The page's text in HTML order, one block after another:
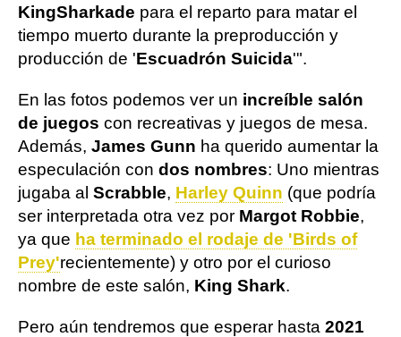
KingSharkade para el reparto para matar el
tiempo muerto durante la preproducción y
producción de 'Escuadrón Suicida'".
En las fotos podemos ver un increíble salón
de juegos con recreativas y juegos de mesa.
Además, James Gunn ha querido aumentar la
especulación con dos nombres: Uno mientras
jugaba al Scrabble, Harley Quinn (que podría
ser interpretada otra vez por Margot Robbie,
ya que ha terminado el rodaje de 'Birds of
Prey'recientemente) y otro por el curioso
nombre de este salón, King Shark.
Pero aún tendremos que esperar hasta 2021